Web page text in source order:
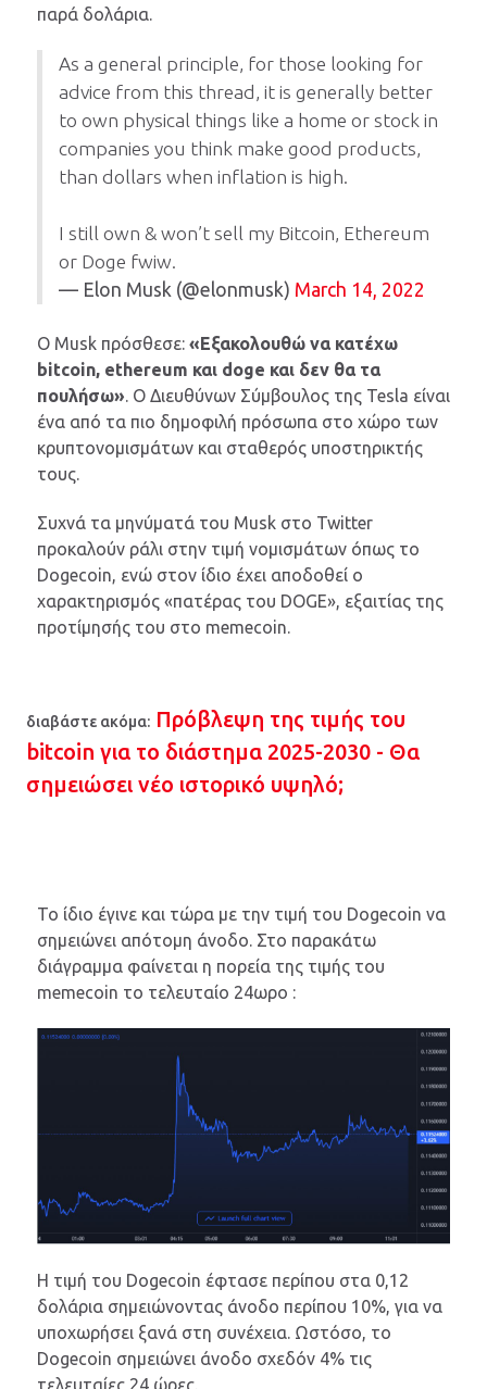
παρά δολάρια.
As a general principle, for those looking for
advice from this thread, it is generally better
to own physical things like a home or stock in
companies you think make good products,
than dollars when inflation is high.
I still own & won’t sell my Bitcoin, Ethereum
or Doge fwiw.
— Elon Musk (@elonmusk) March 14, 2022
Ο Musk πρόσθεσε: «Εξακολουθώ να κατέχω
bitcoin, ethereum και doge και δεν θα τα
πουλήσω». Ο Διευθύνων Σύμβουλος της Tesla είναι
ένα από τα πιο δημοφιλή πρόσωπα στο χώρο των
κρυπτονομισμάτων και σταθερός υποστηρικτής
τους.
Συχνά τα μηνύματά του Musk στο Twitter
προκαλούν ράλι στην τιμή νομισμάτων όπως το
Dogecoin, ενώ στον ίδιο έχει αποδοθεί ο
χαρακτηρισμός «πατέρας του DOGE», εξαιτίας της
προτίμησής του στο memecoin.
διαβάστε ακόμα: Πρόβλεψη της τιμής του
bitcoin για το διάστημα 2025-2030 - Θα
σημειώσει νέο ιστορικό υψηλό;
Το ίδιο έγινε και τώρα με την τιμή του Dogecoin να
σημειώνει απότομη άνοδο. Στο παρακάτω
διάγραμμα φαίνεται η πορεία της τιμής του
memecoin το τελευταίο 24ωρο :
Η τιμή του Dogecoin έφτασε περίπου στα 0,12
δολάρια σημειώνοντας άνοδο περίπου 10%, για να
υποχωρήσει ξανά στη συνέχεια. Ωστόσο, το
Dogecoin σημειώνει άνοδο σχεδόν 4% τις
τελευταίες 24 ώρες.